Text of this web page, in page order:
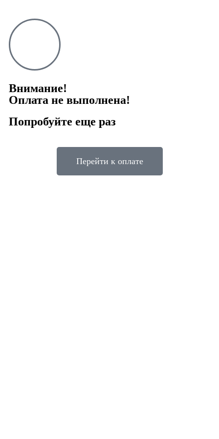
Внимание!
Оплата не выполнена!
Попробуйте еще раз
Перейти к оплате